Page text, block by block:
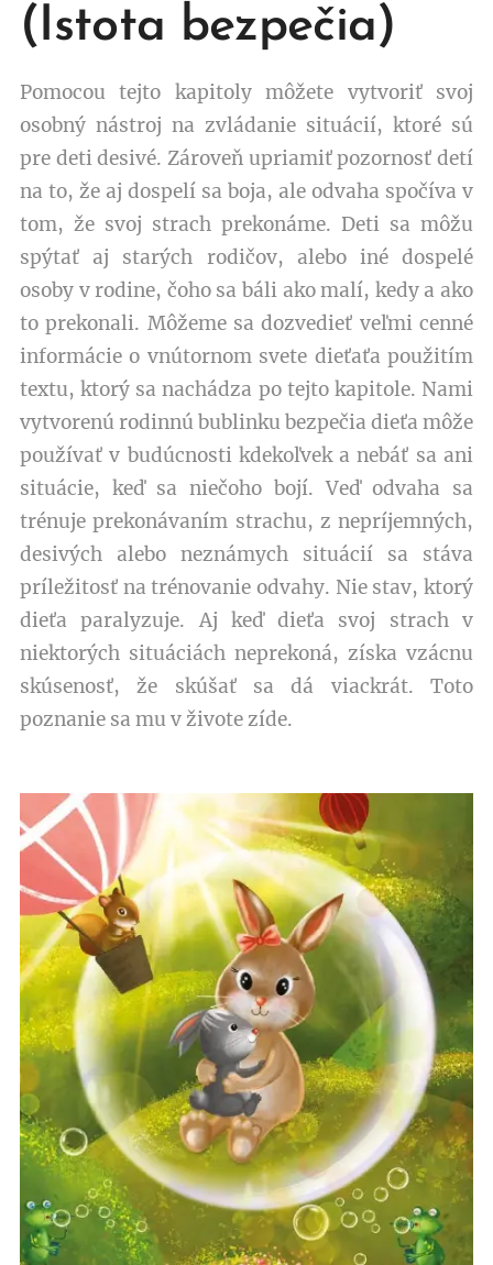
(Istota bezpečia)
Pomocou tejto kapitoly môžete vytvoriť svoj
osobný nástroj na zvládanie situácií, ktoré sú
pre deti desivé. Zároveň upriamiť pozornosť detí
na to, že aj dospelí sa boja, ale odvaha spočíva v
tom, že svoj strach prekonáme. Deti sa môžu
spýtať aj starých rodičov, alebo iné dospelé
osoby v rodine, čoho sa báli ako malí, kedy a ako
to prekonali. Môžeme sa dozvedieť veľmi cenné
informácie o vnútornom svete dieťaťa použitím
textu, ktorý sa nachádza po tejto kapitole. Nami
vytvorenú rodinnú bublinku bezpečia dieťa môže
používať v budúcnosti kdekoľvek a nebáť sa ani
situácie, keď sa niečoho bojí. Veď odvaha sa
trénuje prekonávaním strachu, z nepríjemných,
desivých alebo neznámych situácií sa stáva
príležitosť na trénovanie odvahy. Nie stav, ktorý
dieťa paralyzuje. Aj keď dieťa svoj strach v
niektorých situáciách neprekoná, získa vzácnu
skúsenosť, že skúšať sa dá viackrát. Toto
poznanie sa mu v živote zíde.